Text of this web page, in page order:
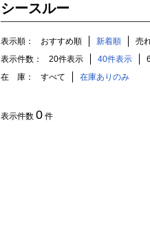
シースルー
表示順： おすすめ順 新着順 売
表示件数：
20件表示 40件表示
在 庫：
すべて 在庫ありのみ
表示件数 0 件